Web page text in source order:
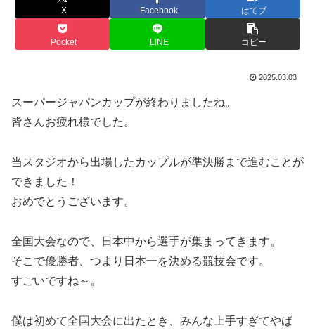
X Facebook はてブ
Pocket LINE コピー
2025.03.03
スーパージャパンカップが終わりましたね。
皆さんお疲れ様でした。
当スタジオから出場したカップルが準決勝まで進むことが
できました！
おめでとうございます。
全国大会なので、日本中から選手が集まってきます。
そこで優勝者、つまり日本一を決める競技会です。
すごいですね～。
僕は初めて全国大会に出たとき、みんな上手すぎてやば